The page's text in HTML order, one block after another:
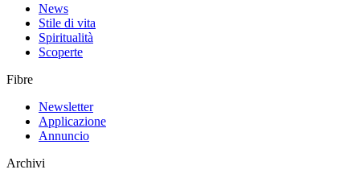
News
Stile di vita
Spiritualità
Scoperte
Fibre
Newsletter
Applicazione
Annuncio
Archivi